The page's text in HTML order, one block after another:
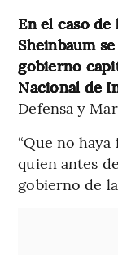
En el caso
Sheinbaum
gobierno
Nacional de
Defensa y
“Que no
quien antes
gobierno de